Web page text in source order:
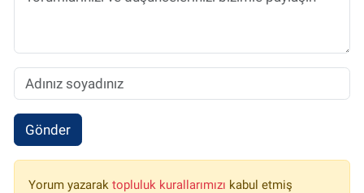
Gönder
Yorum yazarak topluluk kurallarımızı kabul etmiş